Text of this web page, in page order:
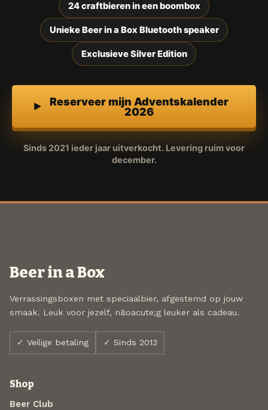
24 craftbieren in een boombox
Unieke Beer in a Box Bluetooth speaker
Exclusieve Silver Edition
Reserveer mijn Adventskalender
2026
Sinds 2021 ieder jaar uitverkocht. Levering ruim voor
december.
Beer in a Box
Verrassingsboxen met speciaalbier, afgestemd op jouw
smaak. Leuk voor jezelf, n&oacute;g leuker als cadeau.
✓ Veilige betaling ✓ Sinds 2013
Shop
Beer Club